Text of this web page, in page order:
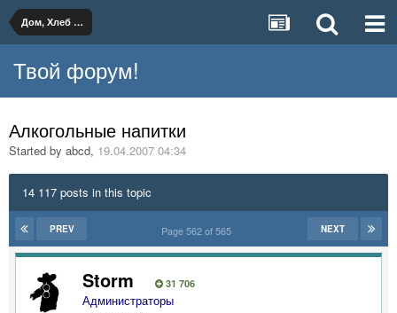
Дом, Хлеб и Вино
Твой форум!
Алкогольные напитки
Started by abcd, 19.04.2007 04:34
14 117 posts in this topic
PREV NEXT
Page 562 of 565
Storm 31 706
Администраторы